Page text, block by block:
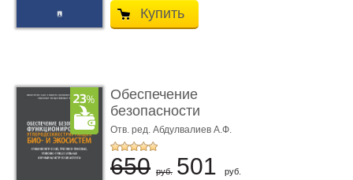
Купить
Обеспечение
безопасности
функционирования уг
...
Отв. ред. Абдулвалиев А.Ф.
650 руб. 501 руб.